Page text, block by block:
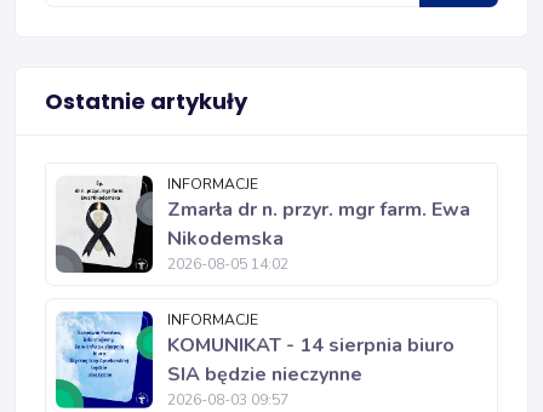
Ostatnie artykuły
INFORMACJE
Zmarła dr n. przyr. mgr farm. Ewa
Nikodemska
2026-08-05 14:02
INFORMACJE
KOMUNIKAT - 14 sierpnia biuro
SIA będzie nieczynne
2026-08-03 09:57